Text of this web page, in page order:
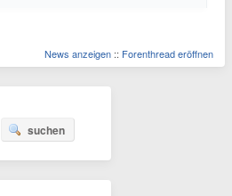
News anzeigen :: Forenthread eröffnen
suchen